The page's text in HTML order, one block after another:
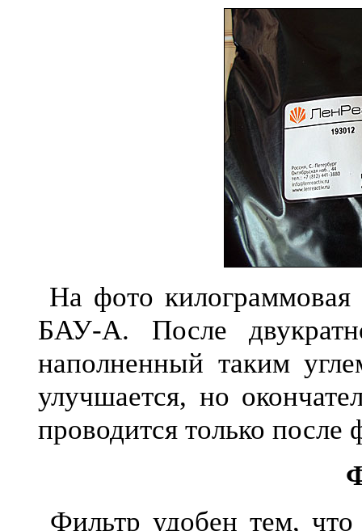
На фото килограммовая
БАУ-А. После
наполненный таким
улучшается, но
проводится только
Фильтр удобен тем, что